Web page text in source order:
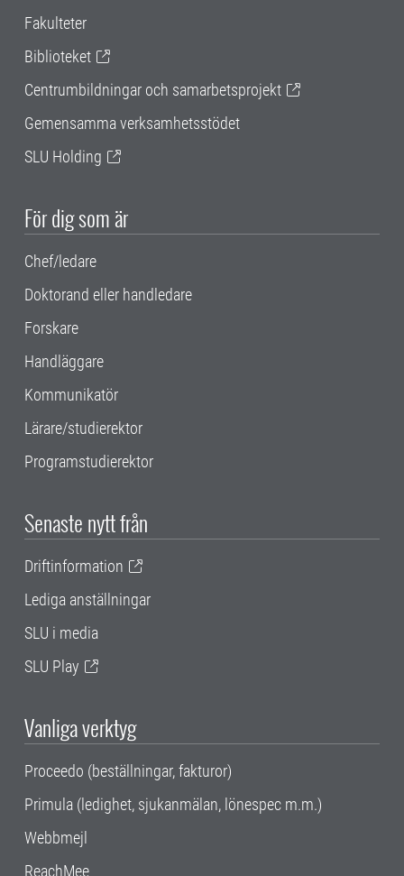
Fakulteter
Biblioteket
Centrumbildningar och samarbetsprojekt
Gemensamma verksamhetsstödet
SLU Holding
För dig som är
Chef/ledare
Doktorand eller handledare
Forskare
Handläggare
Kommunikatör
Lärare/studierektor
Programstudierektor
Senaste nytt från
Driftinformation
Lediga anställningar
SLU i media
SLU Play
Vanliga verktyg
Proceedo (beställningar, fakturor)
Primula (ledighet, sjukanmälan, lönespec m.m.)
Webbmejl
ReachMee